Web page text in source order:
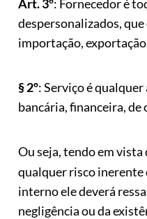
Art. 3º: Fornecedor é
despersonalizados,
importação,
§ 2º: Serviço é
bancária, financeira,
Ou seja, tendo em vista
qualquer risco inerente
interno ele deverá
negligência ou da